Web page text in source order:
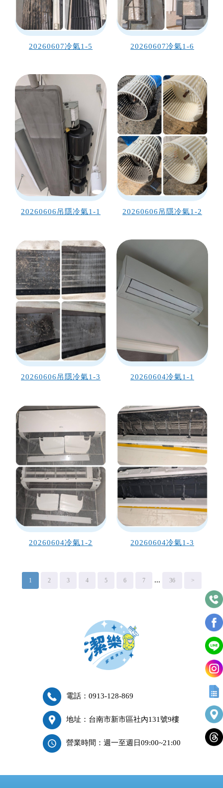
20260607冷氣1-5 20260607冷氣1-6
20260606吊隱冷氣1-1 20260606吊隱冷氣1-2
20260606吊隱冷氣1-3 20260604冷氣1-1
20260604冷氣1-2 20260604冷氣1-3
1 2 3 4 5 6 7 ... 36 >
電話：0913-128-869
地址：台南市新市區社內131號9樓
營業時間：週一至週日09:00~21:00